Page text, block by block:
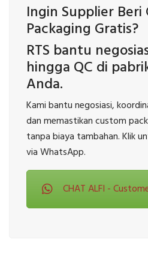
Ingin Supplier Beri
Packaging Gratis?
RTS bantu
hingga QC di
Anda.
Kami bantu negosiasi,
dan memastikan custom
tanpa biaya tambahan. Klik
via WhatsApp.
CHAT ALFI -